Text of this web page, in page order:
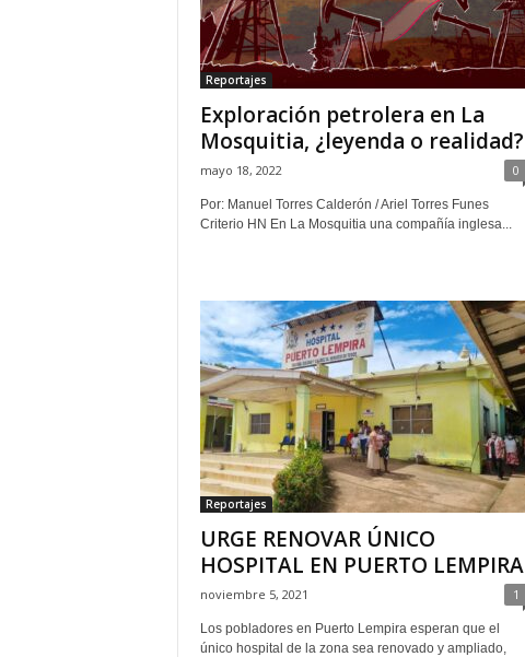
Reportajes
Exploración petrolera en La
Mosquitia, ¿leyenda o realidad?
mayo 18, 2022 0
Por: Manuel Torres Calderón / Ariel Torres Funes
Criterio HN En La Mosquitia una compañía inglesa...
Reportajes
URGE RENOVAR ÚNICO
HOSPITAL EN PUERTO LEMPIRA
noviembre 5, 2021 1
Los pobladores en Puerto Lempira esperan que el
único hospital de la zona sea renovado y ampliado,